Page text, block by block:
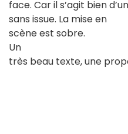
face. Car il s’agit bien
sans issue. La mise en
scène est sobre.
Un
très beau texte, une